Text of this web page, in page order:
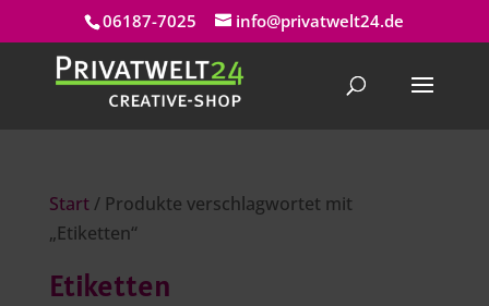
06187-7025 info@privatwelt24.de
Start/ Produkte verschlagwortet mit
„Etiketten“
Etiketten